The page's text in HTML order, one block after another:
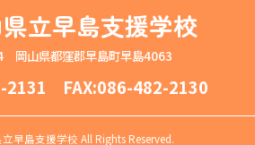
立早島支援学校
岡山県都窪郡早島町早島4063
2131 FAX:086-482-2130
立早島支援学校 All Rights Reserved.